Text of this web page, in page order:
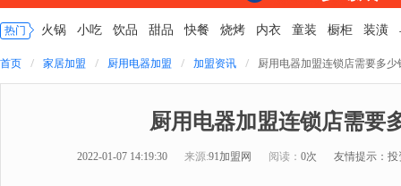
热门 火锅 小吃 饮品 甜品 快餐 烧烤 内衣 童装 橱柜 装潢
首页 家居加盟 厨用电器加盟 加盟资讯 厨用电器加盟连锁店需要多少
厨用电器加盟连锁店需要
2022-01-07 14:19:30 来源:91加盟网 阅读： 0次 友情提示：